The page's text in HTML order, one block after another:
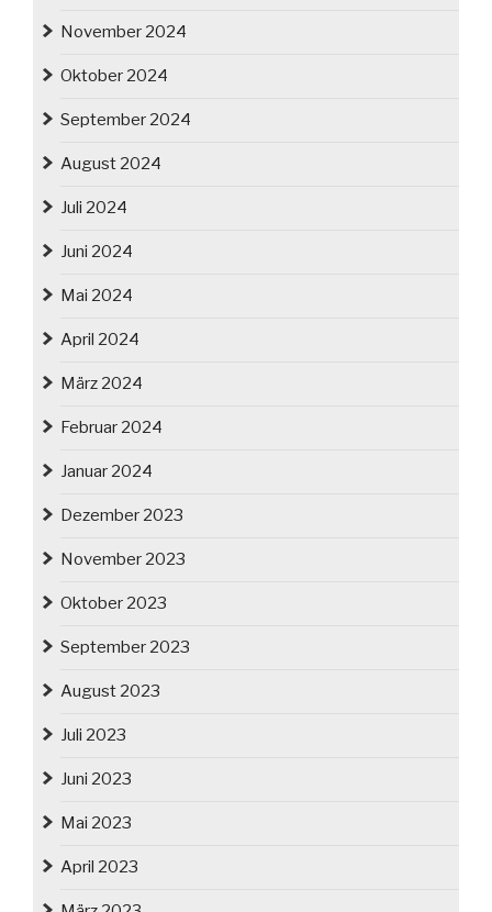
November 2024
Oktober 2024
September 2024
August 2024
Juli 2024
Juni 2024
Mai 2024
April 2024
März 2024
Februar 2024
Januar 2024
Dezember 2023
November 2023
Oktober 2023
September 2023
August 2023
Juli 2023
Juni 2023
Mai 2023
April 2023